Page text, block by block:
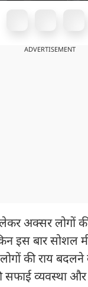
ADVERTISEMENT
अक्सर लोगों
इस बार सोशल
की राय
सफाई व्यवस्था और